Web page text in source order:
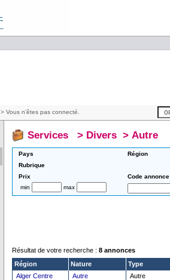
> Vous n'êtes pas connecté.
Services > Divers> Autre
Pays Région
Rubrique
Prix
Code annonce
min
max
Résultat de votre recherche : 8 annonces
Région
Nature Type
Alger Centre
Autre Autre